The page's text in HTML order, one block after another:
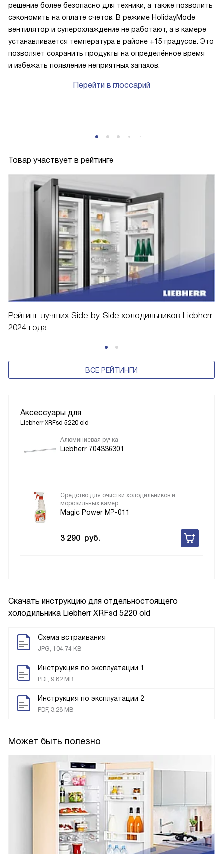
Скачать инструкцию для отдельностоящего
холодильника Liebherr XRFsd 5220 old
Схема встраивания
JPG, 104.74 KB
Инструкция по эксплуатации 1
PDF, 9.82 MB
Инструкция по эксплуатации 2
PDF, 3.28 MB
Может быть полезно
решение более безопасно для техники, а также позволить
сэкономить на оплате счетов. В режиме HolidayMode
вентилятор и суперохлаждение не работают, а в камере
устанавливается температура в районе +15 градусов. Это
позволяет сохранить продукты на определённое время
и избежать появление неприятных запахов.
Перейти в глоссарий
Товар участвует в рейтинге
Рейтинг лучших Side-by-Side холодильников Liebherr
2024 года
ВСЕ РЕЙТИНГИ
Аксессуары для
Liebherr XRFsd 5220 old
Алюминиевая ручка
Liebherr 704336301
Средство для очистки холодильников и
морозильных камер
Magic Power MP-011
3 290 руб.